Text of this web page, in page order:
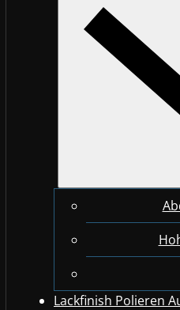
Lackfinish Polieren